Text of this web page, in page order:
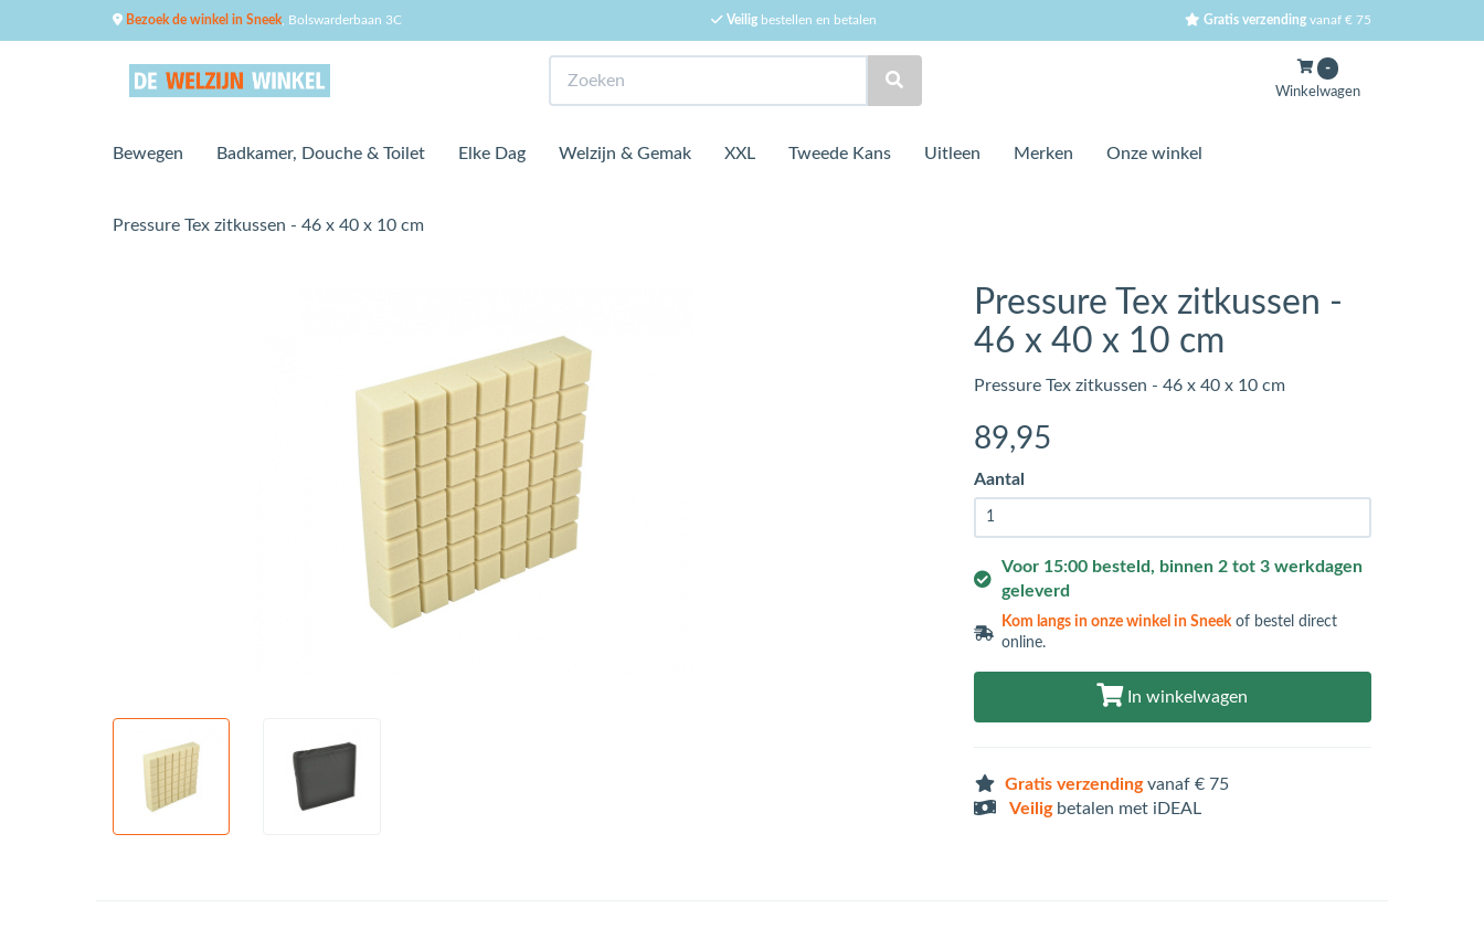
Bezoek de winkel in Sneek , Bolswarderbaan 3C Veiligbestellen en betalen Gratis verzending vanaf € 75
-
Winkelwagen
Bewegen Badkamer, Douche & Toilet Elke Dag Welzijn & Gemak XXL Tweede Kans Uitleen Merken Onze winkel
Pressure Tex zitkussen - 46 x 40 x 10 cm
Pressure Tex zitkussen -
46 x 40 x 10 cm
Pressure Tex zitkussen - 46 x 40 x 10 cm
89,95
Aantal
Voor 15:00 besteld, binnen 2 tot 3 werkdagen
geleverd
Kom langs in onze winkel in Sneekof bestel direct
online.
In winkelwagen
Gratis verzendingvanaf € 75
Veiligbetalen met iDEAL